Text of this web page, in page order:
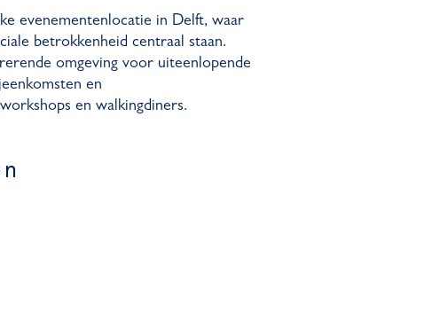
evenementenlocatie in Delft, waar
betrokkenheid centraal staan.
omgeving voor uiteenlopende
en
en walkingdiners.